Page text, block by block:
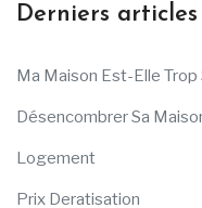
Derniers
Ma Maison Est-Elle
Désencombrer Sa
Logement
Prix Deratisation